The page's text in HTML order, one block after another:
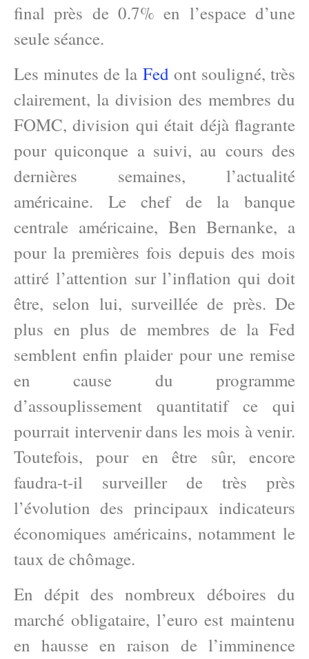
final près de 0.7% en l’espace d’une
seule séance.
Les minutes de la Fed ont souligné, très
clairement, la division des membres du
FOMC, division qui était déjà flagrante
pour quiconque a suivi, au cours des
dernières semaines, l’actualité
américaine. Le chef de la banque
centrale américaine, Ben Bernanke, a
pour la premières fois depuis des mois
attiré l’attention sur l’inflation qui doit
être, selon lui, surveillée de près. De
plus en plus de membres de la Fed
semblent enfin plaider pour une remise
en cause du programme
d’assouplissement quantitatif ce qui
pourrait intervenir dans les mois à venir.
Toutefois, pour en être sûr, encore
faudra-t-il surveiller de très près
l’évolution des principaux indicateurs
économiques américains, notamment le
taux de chômage.
En dépit des nombreux déboires du
marché obligataire, l’euro est maintenu
en hausse en raison de l’imminence